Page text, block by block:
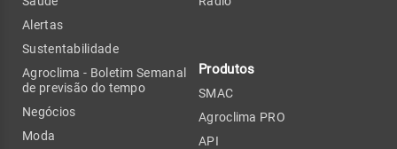
Alertas
Sustentabilidade
Agroclima - Boletim Semanal
de previsão do tempo
Negócios
Moda
Produtos
SMAC
Agroclima PRO
API